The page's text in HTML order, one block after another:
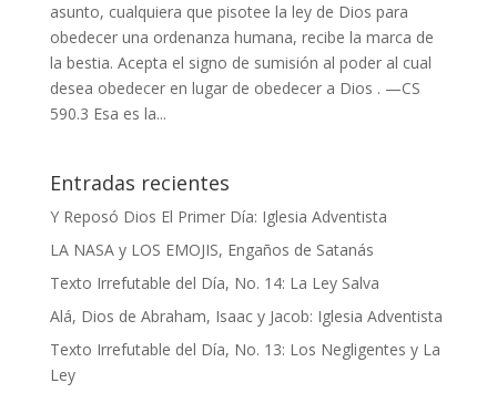
asunto, cualquiera que pisotee la ley de Dios para
obedecer una ordenanza humana, recibe la marca de
la bestia. Acepta el signo de sumisión al poder al cual
desea obedecer en lugar de obedecer a Dios . —CS
590.3 Esa es la...
Entradas recientes
Y Reposó Dios El Primer Día: Iglesia Adventista
LA NASA y LOS EMOJIS, Engaños de Satanás
Texto Irrefutable del Día, No. 14: La Ley Salva
Alá, Dios de Abraham, Isaac y Jacob: Iglesia Adventista
Texto Irrefutable del Día, No. 13: Los Negligentes y La
Ley